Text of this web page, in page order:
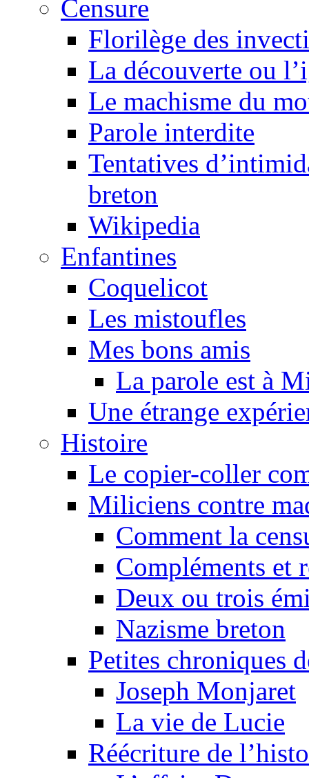
Censure
Florilège des
La découverte ou
Le machisme du
Parole interdite
Tentatives
breton
Wikipedia
Enfantines
Coquelicot
Les mistoufles
Mes bons amis
La parole est à
Une étrange
Histoire
Le copier-coller
Miliciens contre
Comment la
Compléments et
Deux ou trois
Nazisme breton
Petites chroniques
Joseph Monjaret
La vie de Lucie
Réécriture de